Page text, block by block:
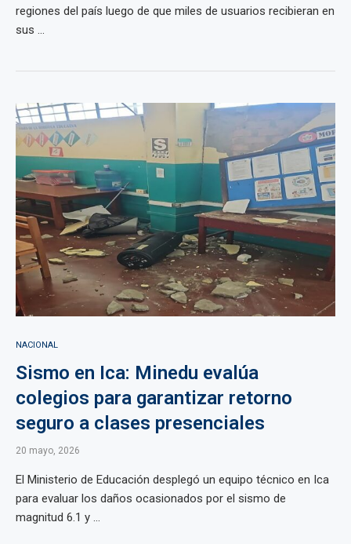
regiones del país luego de que miles de usuarios recibieran en
sus ...
NACIONAL
Sismo en Ica: Minedu evalúa
colegios para garantizar retorno
seguro a clases presenciales
20 mayo, 2026
El Ministerio de Educación desplegó un equipo técnico en Ica
para evaluar los daños ocasionados por el sismo de
magnitud 6.1 y ...